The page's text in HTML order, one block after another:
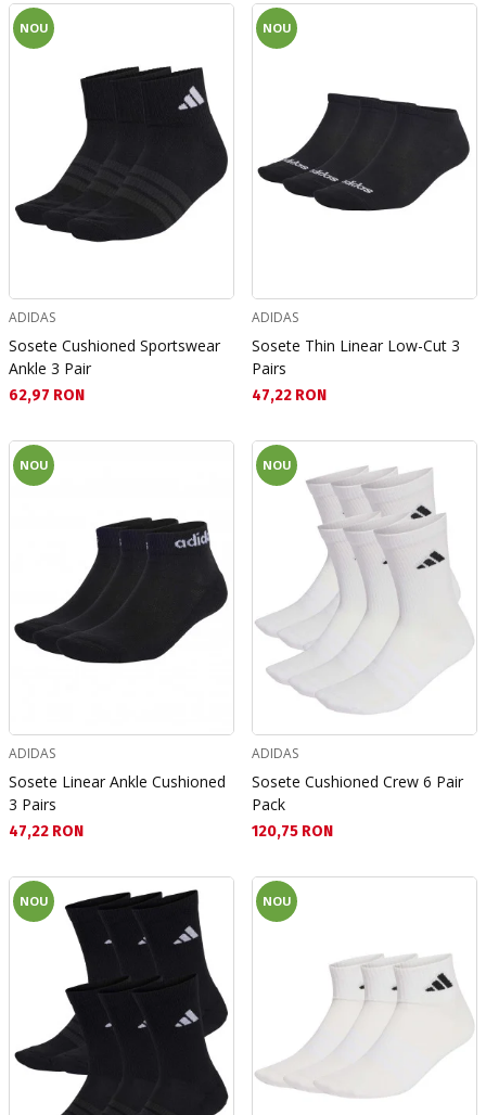
NOU
ADIDAS
Sosete Cushioned Sportswear
Ankle 3 Pair
Текуща цена:
62,97 RON
NOU
ADIDAS
Sosete Thin Linear Low-Cut 3
Pairs
Текуща цена:
47,22 RON
NOU
ADIDAS
Sosete Linear Ankle Cushioned
3 Pairs
Текуща цена:
47,22 RON
NOU
ADIDAS
Sosete Cushioned Crew 6 Pair
Pack
Текуща цена:
120,75 RON
NOU NOU